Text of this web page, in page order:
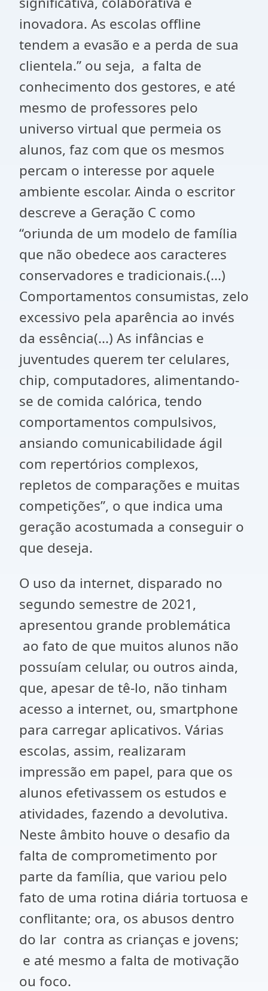
inovadora. As escolas offline
tendem a evasão e a perda de sua
clientela.” ou seja, a falta de
conhecimento dos gestores, e até
mesmo de professores pelo
universo virtual que permeia os
alunos, faz com que os mesmos
percam o interesse por aquele
ambiente escolar. Ainda o escritor
descreve a Geração C como
“oriunda de um modelo de família
que não obedece aos caracteres
conservadores e tradicionais.(...)
Comportamentos consumistas, zelo
excessivo pela aparência ao invés
da essência(...) As infâncias e
juventudes querem ter celulares,
chip, computadores, alimentando-
se de comida calórica, tendo
comportamentos compulsivos,
ansiando comunicabilidade ágil
com repertórios complexos,
repletos de comparações e muitas
competições”, o que indica uma
geração acostumada a conseguir o
que deseja.
O uso da internet, disparado no
segundo semestre de 2021,
apresentou grande problemática
ao fato de que muitos alunos não
possuíam celular, ou outros ainda,
que, apesar de tê-lo, não tinham
acesso a internet, ou, smartphone
para carregar aplicativos. Várias
escolas, assim, realizaram
impressão em papel, para que os
alunos efetivassem os estudos e
atividades, fazendo a devolutiva.
Neste âmbito houve o desafio da
falta de comprometimento por
parte da família, que variou pelo
fato de uma rotina diária tortuosa e
conflitante; ora, os abusos dentro
do lar contra as crianças e jovens;
e até mesmo a falta de motivação
ou foco.